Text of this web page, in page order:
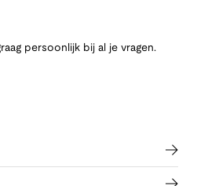
persoonlijk bij al je vragen.